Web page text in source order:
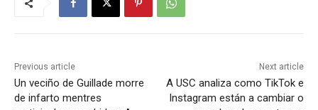
Previous article
Un veciño de Guillade morre
de infarto mentres
Next article
A USC analiza como TikTok e
Instagram están a cambiar o